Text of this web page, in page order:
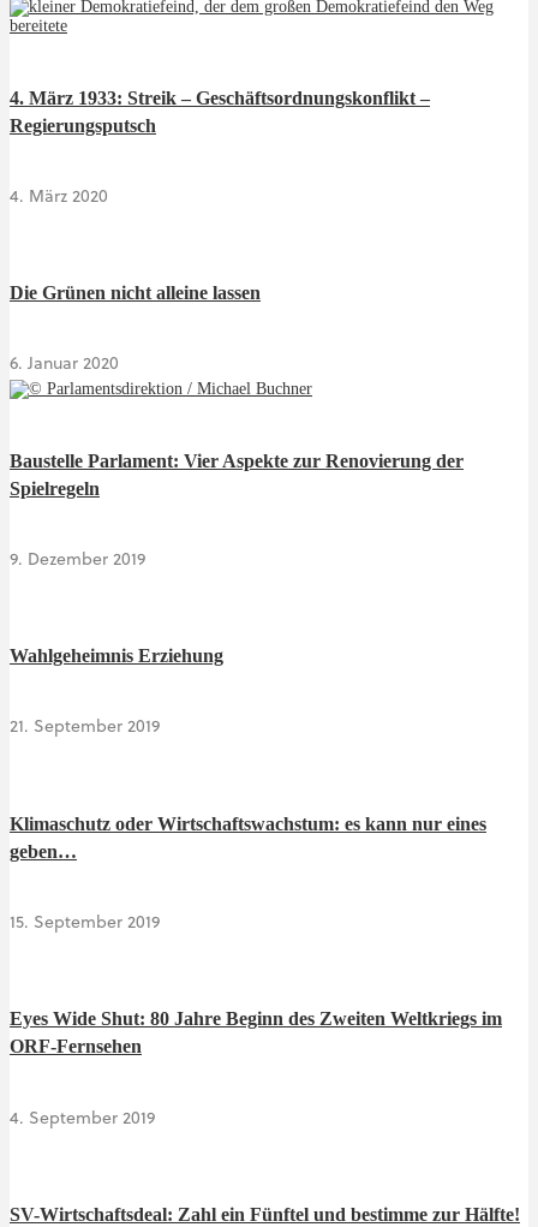
4. März 1933: Streik – Geschäftsordnungskonflikt –
Regierungsputsch
4. März 2020
Die Grünen nicht alleine lassen
6. Januar 2020
Baustelle Parlament: Vier Aspekte zur Renovierung der
Spielregeln
9. Dezember 2019
Wahlgeheimnis Erziehung
21. September 2019
Klimaschutz oder Wirtschaftswachstum: es kann nur eines
geben…
15. September 2019
Eyes Wide Shut: 80 Jahre Beginn des Zweiten Weltkriegs im
ORF-Fernsehen
4. September 2019
SV-Wirtschaftsdeal: Zahl ein Fünftel und bestimme zur Hälfte!